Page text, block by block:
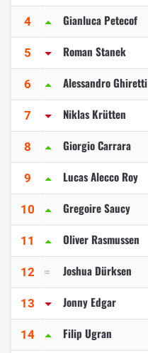
4 Gianluca Petecof
5 Roman Stanek
6 Alessandro Ghiretti
7 Niklas Krütten
8 Giorgio Carrara
9 Lucas Alecco Roy
10 Gregoire Saucy
11 Oliver Rasmussen
12 Joshua Dürksen
13 Jonny Edgar
14 Filip Ugran